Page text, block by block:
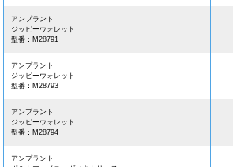
アンプラント
ジッピーウォレット
型番：M28791
アンプラント
ジッピーウォレット
型番：M28793
アンプラント
ジッピーウォレット
型番：M28794
アンプラント